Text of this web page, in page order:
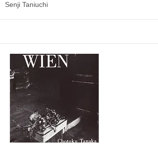
Senji Taniuchi